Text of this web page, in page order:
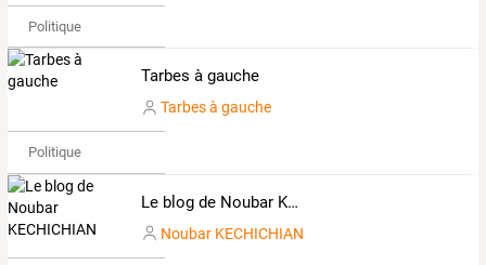
Politique
Tarbes à gauche
Tarbes à gauche
Politique
Le blog de Noubar KECHICHIAN
Noubar KECHICHIAN